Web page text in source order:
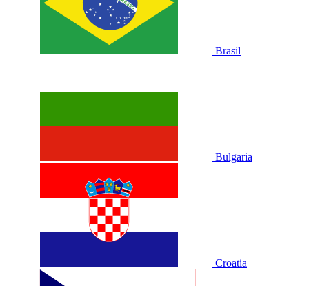
Brasil
Bulgaria
Croatia